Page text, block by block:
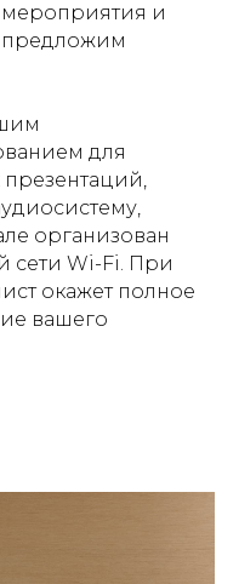
мероприятия и
предложим
для
организован
сети Wi-Fi. При
окажет полное
вашего